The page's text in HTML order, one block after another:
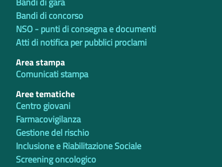
Bandi di concorso
NSO - punti di consegna e documenti
Atti di notifica per pubblici proclami
Area stampa
Comunicati stampa
Aree tematiche
Centro giovani
Farmacovigilanza
Gestione del rischio
Inclusione e Riabilitazione Sociale
Screening oncologico